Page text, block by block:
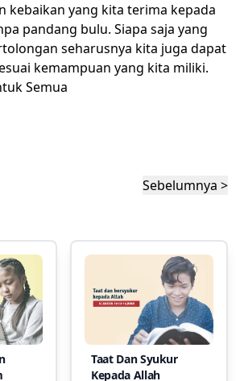
kebaikan yang kita terima kepada
pandang bulu. Siapa saja yang
seharusnya kita juga dapat
kemampuan yang kita miliki.
Semua
Sebelumnya >
Taat Dan Syukur
Kepada Allah